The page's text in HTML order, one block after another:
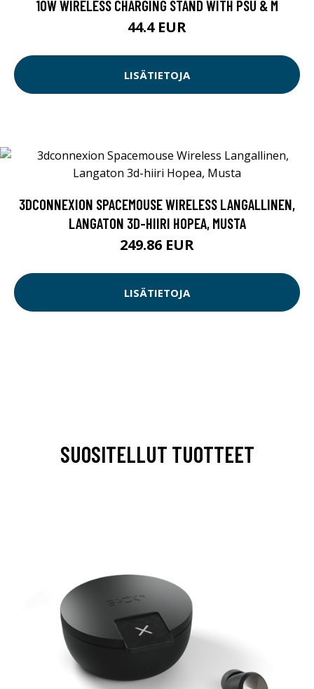
10W WIRELESS CHARGING STAND WITH PSU & M
44.4 EUR
LISÄTIETOJA
3DCONNEXION SPACEMOUSE WIRELESS LANGALLINEN,
LANGATON 3D-HIIRI HOPEA, MUSTA
249.86 EUR
LISÄTIETOJA
SUOSITELLUT TUOTTEET